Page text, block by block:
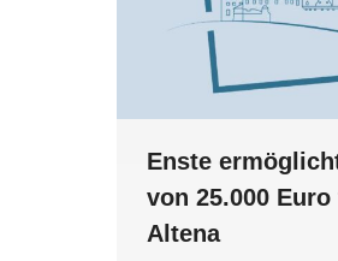
Enste
von 25.000
Altena